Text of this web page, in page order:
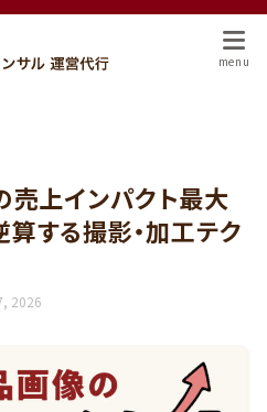
売上インパクト最大
する撮影・加工テク
2026